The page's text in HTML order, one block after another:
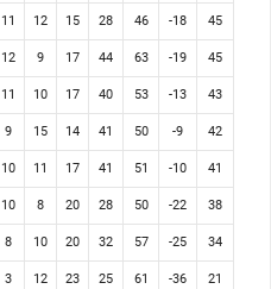
11 12 15 28 46 -18 45
12 9 17 44 63 -19 45
11 10 17 40 53 -13 43
9 15 14 41 50 -9 42
10 11 17 41 51 -10 41
10 8 20 28 50 -22 38
8 10 20 32 57 -25 34
3 12 23 25 61 -36 21